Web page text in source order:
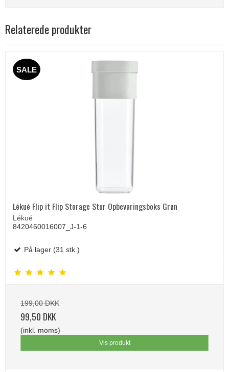
Relaterede produkter
SALE
Lékué Flip it Flip Storage Stor Opbevaringsboks Grøn
Lékué
8420460016007_J-1-6
På lager (31 stk.)
199,00 DKK
99,50 DKK
(inkl. moms)
Vis produkt